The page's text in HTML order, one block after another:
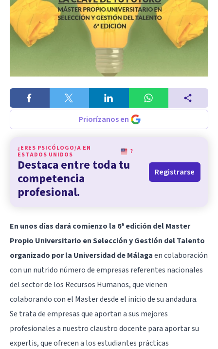
Priorízanos en
¿ERES PSICÓLOGO/A EN
ESTADOS UNIDOS
?
Destaca entre toda tu
competencia
profesional.
Registrarse
En unos días dará comienzo la 6ª edición del Master
Propio Universitario en Selección y Gestión del Talento
organizado por la Universidad de Málagaen colaboración
con un nutrido número de empresas referentes nacionales
del sector de los Recursos Humanos, que vienen
colaborando con el Master desde el inicio de su andadura.
Se trata deempresasque aportan a sus mejores
profesionales a nuestro claustro docente para aportar su
expertis, que ofrecen a los estudiantes prácticas